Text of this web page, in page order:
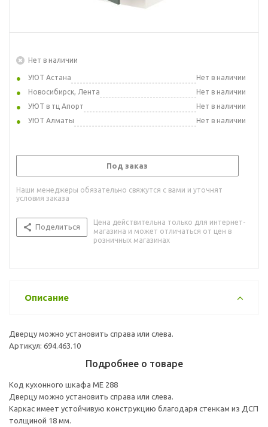
Нет в наличии
УЮТ Астана
Нет в наличии
Новосибирск, Лента
Нет в наличии
УЮТ в тц Апорт
Нет в наличии
УЮТ Алматы
Нет в наличии
Под заказ
Наши менеджеры обязательно свяжутся с вами и уточнят
условия заказа
Поделиться
Цена действительна только для интернет-
магазина и может отличаться от цен в
розничных магазинах
Описание
Дверцу можно установить справа или слева.
Артикул: 694.463.10
Подробнее о товаре
Код кухонного шкафа ME 288
Дверцу можно установить справа или слева.
Каркас имеет устойчивую конструкцию благодаря стенкам из ДСП
толщиной 18 мм.